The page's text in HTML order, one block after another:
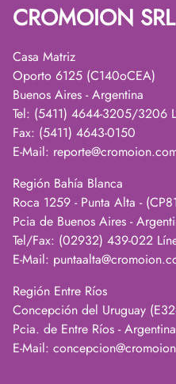
CROMOION SRL
Casa Matriz
Oporto 6125 (C140oCEA)
Buenos Aires - Argentina
Tel: (5411) 4644-3205/3206
Fax: (5411) 4643-0150
E-Mail:
Región Bahía Blanca
Roca 1259 - Punta Alta -
Pcia de Buenos Aires -
Tel/Fax: (02932) 439-022
E-Mail:
Región Entre Ríos
Concepción del Uruguay
Pcia. de Entre Ríos - Argentina
E-Mail: